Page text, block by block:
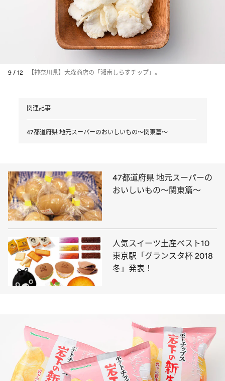
9 / 12 【神奈川県】大森商店の「湘南しらすチップ」。
関連記事
47都道府県 地元スーパーのおいしいもの～関東篇～
47都道府県 地元スーパーの
おいしいもの～関東篇～
人気スイーツ土産ベスト10
東京駅「グランスタ杯 2018
冬」発表！